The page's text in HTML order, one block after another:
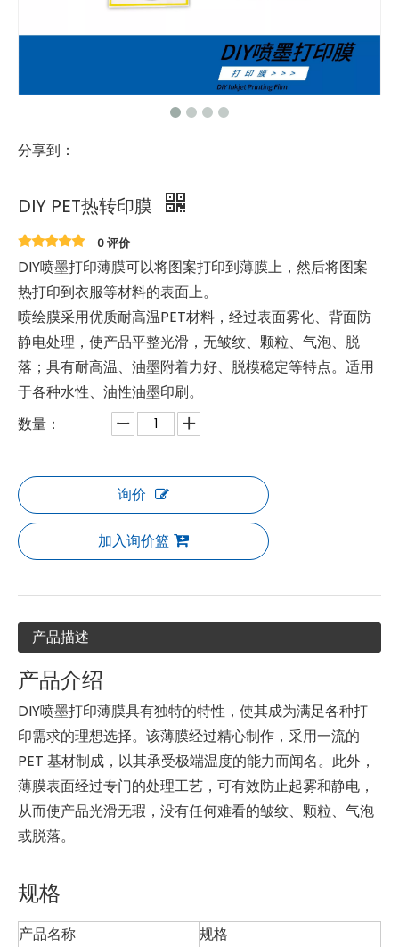
分享到：
DIY PET热转印膜
0 评价
DIY喷墨打印薄膜可以将图案打印到薄膜上，然后将图案
热打印到衣服等材料的表面上。
喷绘膜采用优质耐高温PET材料，经过表面雾化、背面防
静电处理，使产品平整光滑，无皱纹、颗粒、气泡、脱
落；具有耐高温、油墨附着力好、脱模稳定等特点。适用
于各种水性、油性油墨印刷。
数量：
询价
加入询价篮
产品描述
产品介绍
DIY喷墨打印薄膜具有独特的特性，使其成为满足各种打
印需求的理想选择。该薄膜经过精心制作，采用一流的
PET 基材制成，以其承受极端温度的能力而闻名。此外，
薄膜表面经过专门的处理工艺，可有效防止起雾和静电，
从而使产品光滑无瑕，没有任何难看的皱纹、颗粒、气泡
或脱落。
规格
产品名称
规格